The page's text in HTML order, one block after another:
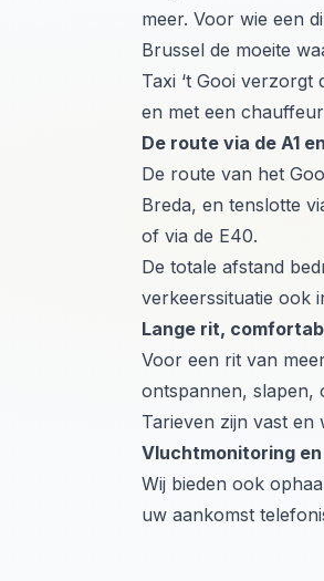
meer. Voor wie een
Brussel de moeite
Taxi ‘t Gooi
en met een
De route via de A1
De route van het
Breda, en tenslotte
of via de E40.
De totale afstand
verkeerssituatie ook
Lange rit,
Voor een rit van
ontspannen, slapen,
Tarieven zijn vast en
Vluchtmonitoring
Wij bieden ook
uw aankomst